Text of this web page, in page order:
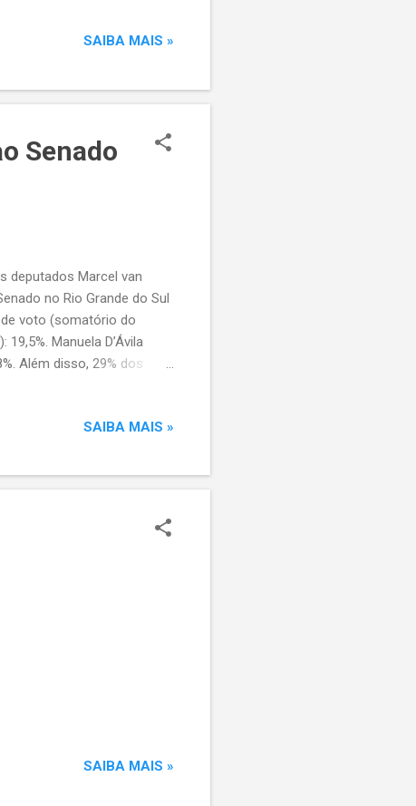
SAIBA MAIS »
Senado
deputados Marcel van
no Rio Grande do Sul
de voto (somatório do
Manuela D’Ávila
Além disso, 29% dos
Eleitoral: RS-09741/2026
SAIBA MAIS »
SAIBA MAIS »